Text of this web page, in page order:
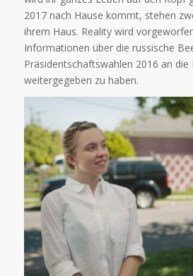
2017 nach Hause kommt, stehen
ihrem Haus. Reality wird
Informationen über die russische
Präsidentschaftswahlen 2016 an die
weitergegeben zu haben.